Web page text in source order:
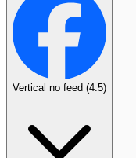
Vertical no feed (4:5)